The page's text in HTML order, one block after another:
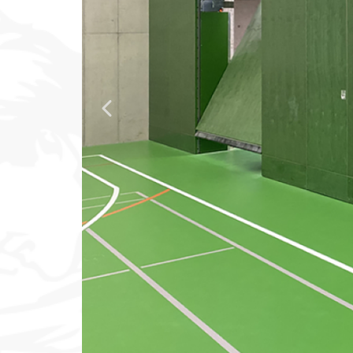
Klettern & Bouldern
Leichtathletik
Objekteinrichtungen
Spielgeräte •
Technische Dokumentation
Tennis • Tischtennis
Therapiebedarf
Training • Vereinsbedarf
Turnen • Gymnastik •
Volleyball • Beachvolleyball
Wassersport
Previous Slide